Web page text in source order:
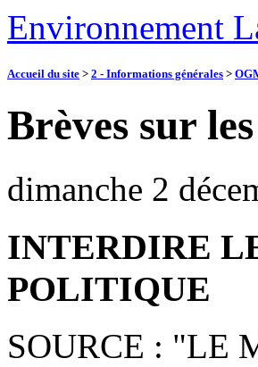
Environnement
Accueil du site > 2 - Informations générales >
Brèves sur
dimanche 2
INTERDIRE
POLITIQUE
SOURCE : "LE